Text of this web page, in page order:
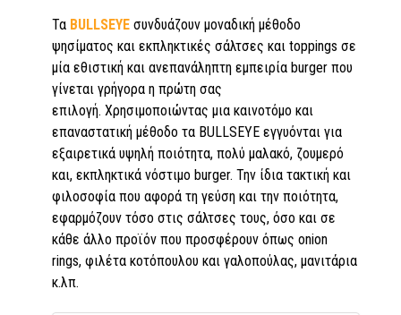
Τα BULLSEYE συνδυάζουν μοναδική μέθοδο
ψησίματος και εκπληκτικές σάλτσες και toppings σε
μία εθιστική και ανεπανάληπτη εμπειρία burger που
γίνεται γρήγορα η πρώτη σας
επιλογή. Χρησιμοποιώντας μια καινοτόμο και
επαναστατική μέθοδο τα BULLSEYE εγγυόνται για
εξαιρετικά υψηλή ποιότητα, πολύ μαλακό, ζουμερό
και, εκπληκτικά νόστιμο burger. Την ίδια τακτική και
φιλοσοφία που αφορά τη γεύση και την ποιότητα,
εφαρμόζoυν τόσο στις σάλτσες τους, όσο και σε
κάθε άλλο προϊόν που προσφέρουν όπως onion
rings, φιλέτα κοτόπουλου και γαλοπούλας, μανιτάρια
κ.λπ.